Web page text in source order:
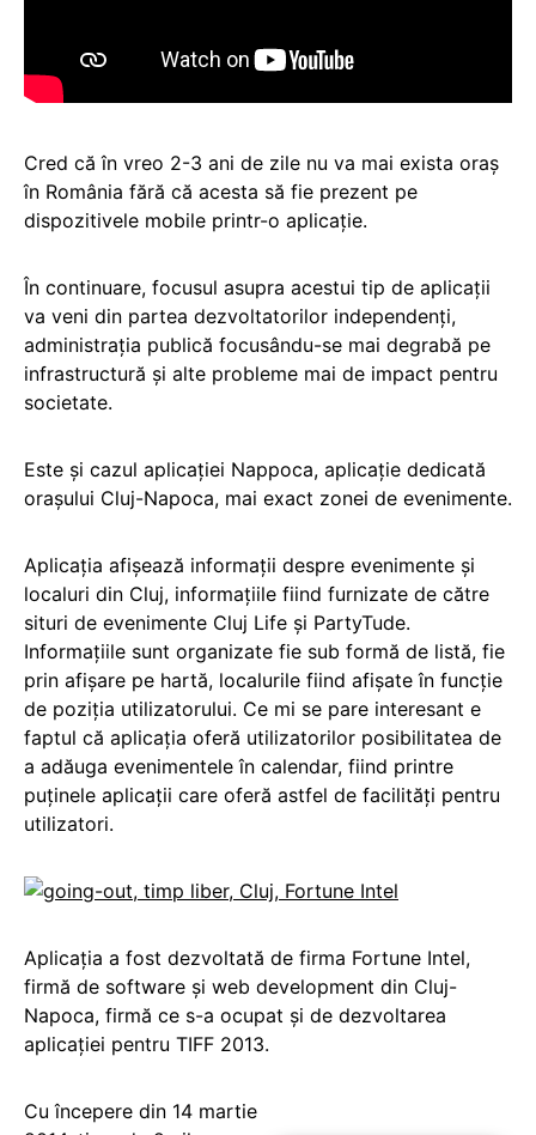
Cred că în vreo 2-3 ani de zile nu va mai exista oraş
în România fără că acesta să fie prezent pe
dispozitivele mobile printr-o aplicaţie.
În continuare, focusul asupra acestui tip de aplicaţii
va veni din partea dezvoltatorilor independenţi,
administraţia publică focusându-se mai degrabă pe
infrastructură şi alte probleme mai de impact pentru
societate.
Este şi cazul aplicaţiei Nappoca, aplicaţie dedicată
oraşului Cluj-Napoca, mai exact zonei de evenimente.
Aplicaţia afişează informaţii despre evenimente şi
localuri din Cluj, informaţiile fiind furnizate de către
situri de evenimente Cluj Life şi PartyTude.
Informaţiile sunt organizate fie sub formă de listă, fie
prin afişare pe hartă, localurile fiind afișate în funcție
de poziția utilizatorului. Ce mi se pare interesant e
faptul că aplicaţia oferă utilizatorilor posibilitatea de
a adăuga evenimentele în calendar, fiind printre
puţinele aplicații care oferă astfel de facilități pentru
utilizatori.
Aplicația a fost dezvoltată de firma Fortune Intel,
firmă de software și web development din Cluj-
Napoca, firmă ce s-a ocupat și de dezvoltarea
aplicației pentru TIFF 2013.
Cu începere din 14 martie